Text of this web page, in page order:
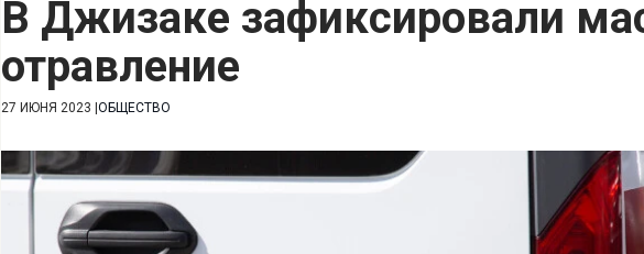
В Джизаке зафиксировали
отравление
27 ИЮНЯ 2023 ОБЩЕСТВО